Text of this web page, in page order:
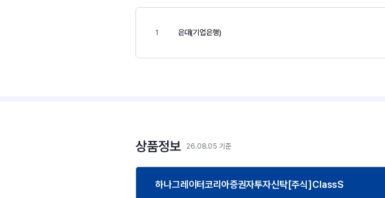
1 은대(기업은행)
상품정보 26.08.05 기준
하나그레이터코리아증권자투자신탁[주식]ClassS